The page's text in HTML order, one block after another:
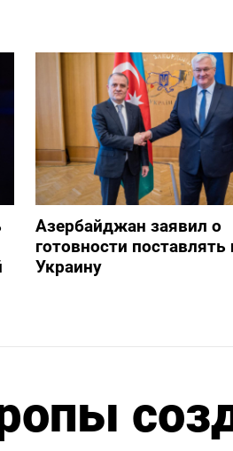
Азербайджан заявил о
готовности поставлять
Украину